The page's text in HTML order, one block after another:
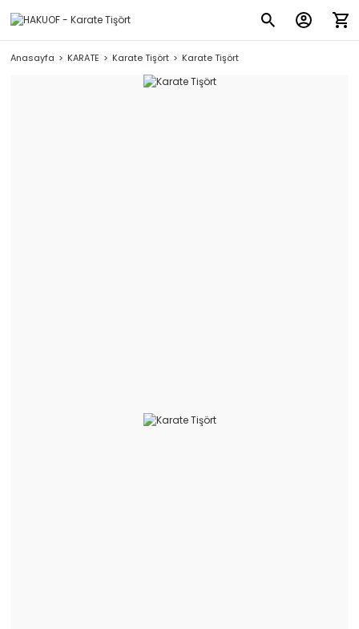
Anasayfa KARATE Karate Tişört Karate Tişört